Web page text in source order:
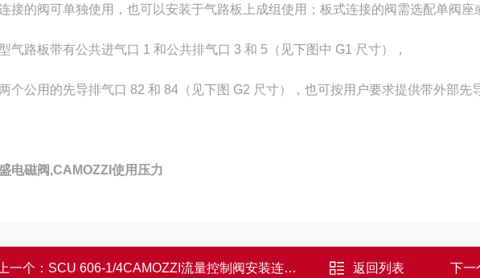
接的阀可单独使用，也可以安装于气路板上成组使用；板式连接的阀需选配单阀座
气路板带有公共进气口 1 和公共排气口 3 和 5（见下图中 G1 尺寸），
个公用的先导排气口 82 和 84（见下图 G2 尺寸），也可按用户要求提供带外部先
电磁阀,CAMOZZI使用压力
一个： SCU 606-1/4CAMOZZI流量控制阀安装连接尺寸 返回列表 下一